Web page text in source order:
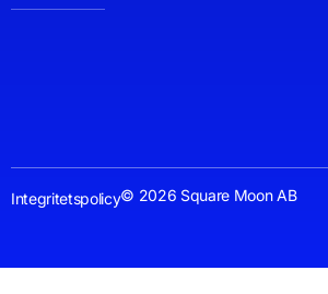
© 2026 Square Moon AB
Integritetspolicy